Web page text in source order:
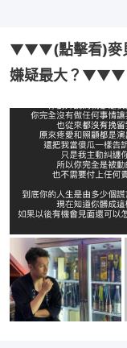
▼▼▼(點擊看)麥
嫌疑最大？ ▼▼▼